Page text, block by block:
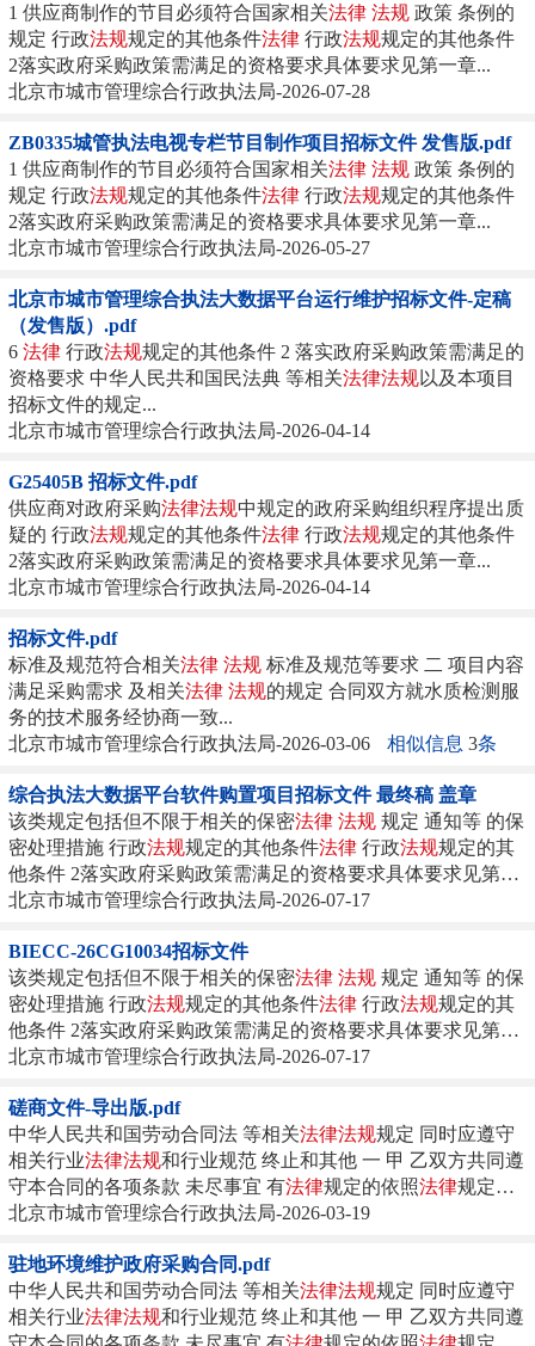
1 供应商制作的节目必须符合国家相关法律 法规 政策 条例的
规定 行政法规规定的其他条件法律 行政法规规定的其他条件
2落实政府采购政策需满足的资格要求具体要求见第一章...
北京市城市管理综合行政执法局-2026-07-28
ZB0335城管执法电视专栏节目制作项目招标文件 发售版.pdf
1 供应商制作的节目必须符合国家相关法律 法规 政策 条例的
规定 行政法规规定的其他条件法律 行政法规规定的其他条件
2落实政府采购政策需满足的资格要求具体要求见第一章...
北京市城市管理综合行政执法局-2026-05-27
北京市城市管理综合执法大数据平台运行维护招标文件-定稿
（发售版）.pdf
6 法律 行政法规规定的其他条件 2 落实政府采购政策需满足的
资格要求 中华人民共和国民法典 等相关法律法规以及本项目
招标文件的规定...
北京市城市管理综合行政执法局-2026-04-14
G25405B 招标文件.pdf
供应商对政府采购法律法规中规定的政府采购组织程序提出质
疑的 行政法规规定的其他条件法律 行政法规规定的其他条件
2落实政府采购政策需满足的资格要求具体要求见第一章...
北京市城市管理综合行政执法局-2026-04-14
招标文件.pdf
标准及规范符合相关法律 法规 标准及规范等要求 二 项目内容
满足采购需求 及相关法律 法规的规定 合同双方就水质检测服
务的技术服务经协商一致...
北京市城市管理综合行政执法局-2026-03-06
相似信息 3条
综合执法大数据平台软件购置项目招标文件 最终稿 盖章
该类规定包括但不限于相关的保密法律 法规 规定 通知等 的保
密处理措施 行政法规规定的其他条件法律 行政法规规定的其
他条件 2落实政府采购政策需满足的资格要求具体要求见第一
章...
北京市城市管理综合行政执法局-2026-07-17
BIECC-26CG10034招标文件
该类规定包括但不限于相关的保密法律 法规 规定 通知等 的保
密处理措施 行政法规规定的其他条件法律 行政法规规定的其
他条件 2落实政府采购政策需满足的资格要求具体要求见第一
章...
北京市城市管理综合行政执法局-2026-07-17
磋商文件-导出版.pdf
中华人民共和国劳动合同法 等相关法律法规规定 同时应遵守
相关行业法律法规和行业规范 终止和其他 一 甲 乙双方共同遵
守本合同的各项条款 未尽事宜 有法律规定的依照法律规定执
行...
北京市城市管理综合行政执法局-2026-03-19
驻地环境维护政府采购合同.pdf
中华人民共和国劳动合同法 等相关法律法规规定 同时应遵守
相关行业法律法规和行业规范 终止和其他 一 甲 乙双方共同遵